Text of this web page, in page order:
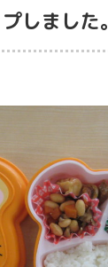
しました。